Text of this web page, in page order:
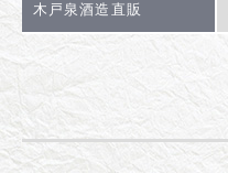
木戸泉酒造直販